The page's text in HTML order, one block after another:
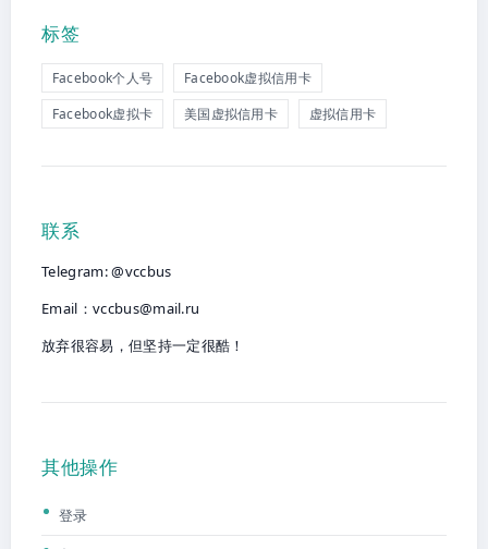
标签
Facebook个人号
Facebook虚拟信用卡
Facebook虚拟卡
美国虚拟信用卡 虚拟信用卡
联系
Telegram: @vccbus
Email： vccbus@mail.ru
放弃很容易，但坚持一定很酷！
其他操作
登录